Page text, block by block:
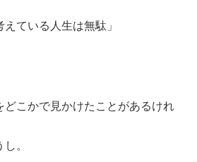
えている人生は無駄」
どこかで見かけたことがあるけれ
。